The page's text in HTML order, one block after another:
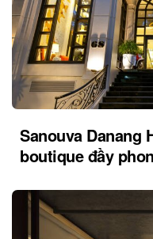
Sanouva Danang
boutique đầy